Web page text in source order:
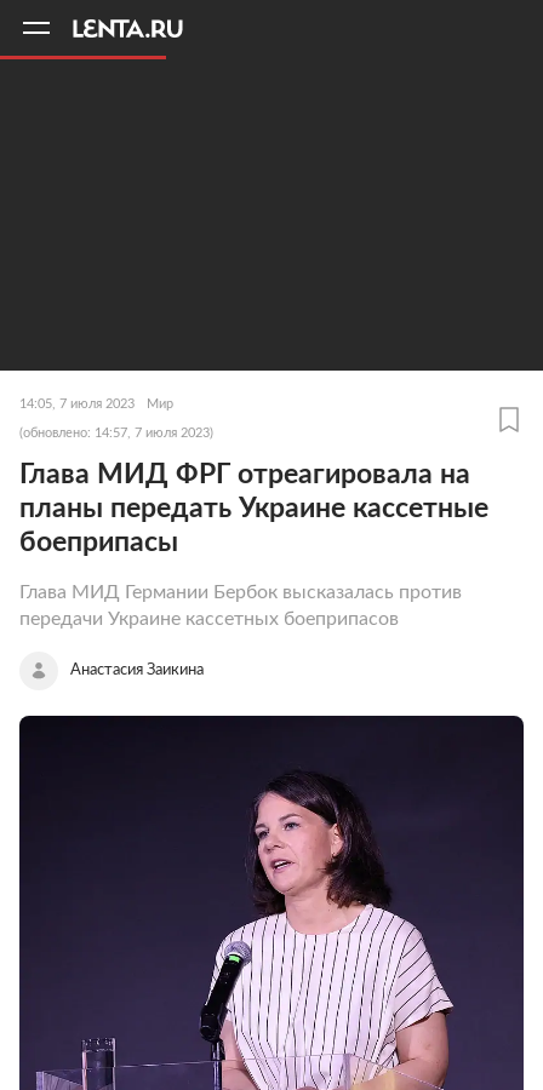
14:05, 7 июля 2023 Мир
(обновлено: 14:57, 7 июля 2023)
Глава МИД ФРГ отреагировала на
планы передать Украине кассетные
боеприпасы
Глава МИД Германии Бербок высказалась против
передачи Украине кассетных боеприпасов
Анастасия Заикина